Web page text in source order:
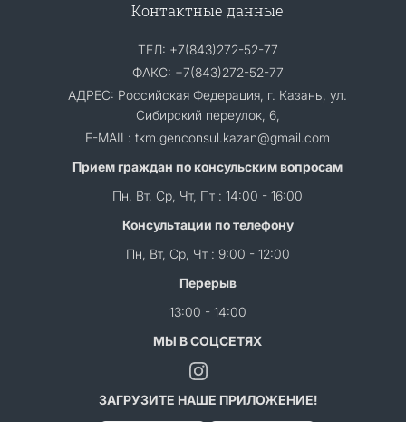
Контактные данные
ТЕЛ: +7(843)272-52-77
ФАКС: +7(843)272-52-77
АДРЕС: Российская Федерация, г. Казань, ул.
Сибирский переулок, 6,
E-MAIL: tkm.genconsul.kazan@gmail.com
Прием граждан по консульским вопросам
Пн, Вт, Ср, Чт, Пт : 14:00 - 16:00
Консультации по телефону
Пн, Вт, Ср, Чт : 9:00 - 12:00
Перерыв
13:00 - 14:00
МЫ В СОЦСЕТЯХ
ЗАГРУЗИТЕ НАШЕ ПРИЛОЖЕНИЕ!